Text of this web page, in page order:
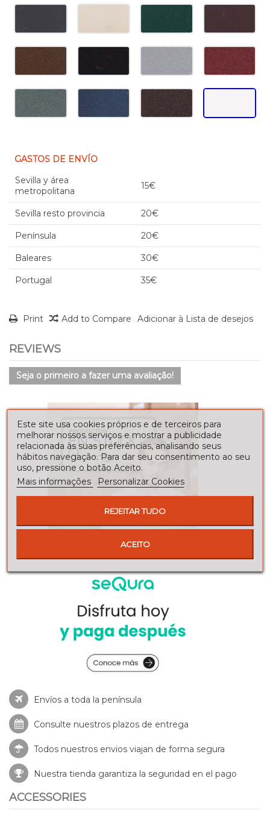
GASTOS DE ENVÍO
Sevilla y área
metropolitana
15€
Sevilla resto provincia 20€
Península 20€
Baleares 30€
Portugal 35€
Print Add to Compare Adicionar à Lista de desejos
REVIEWS
Seja o primeiro a fazer uma avaliação!
Envíos a toda la península
Consulte nuestros plazos de entrega
Todos nuestros envios viajan de forma segura
Nuestra tienda garantiza la seguridad en el pago
ACCESSORIES
Este site usa cookies próprios e de terceiros para
melhorar nossos serviços e mostrar a publicidade
relacionada às suas preferências, analisando seus
hábitos navegação. Para dar seu consentimento ao seu
uso, pressione o botão Aceito.
Mais informações
Personalizar Cookies
REJEITAR TUDO
ACEITO